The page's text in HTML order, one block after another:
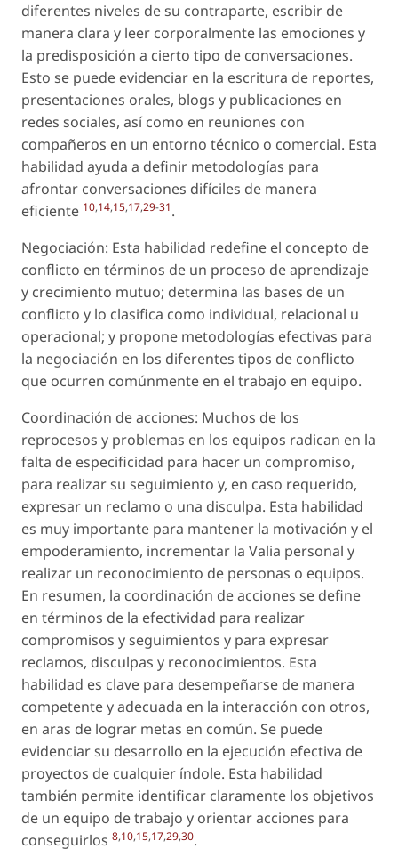
diferentes niveles de su contraparte, escribir de
manera clara y leer corporalmente las emociones y
la predisposición a cierto tipo de conversaciones.
Esto se puede evidenciar en la escritura de reportes,
presentaciones orales, blogs y publicaciones en
redes sociales, así como en reuniones con
compañeros en un entorno técnico o comercial. Esta
habilidad ayuda a definir metodologías para
afrontar conversaciones difíciles de manera
eficiente 10,14,15,17,29-31.
Negociación: Esta habilidad redefine el concepto de
conflicto en términos de un proceso de aprendizaje
y crecimiento mutuo; determina las bases de un
conflicto y lo clasifica como individual, relacional u
operacional; y propone metodologías efectivas para
la negociación en los diferentes tipos de conflicto
que ocurren comúnmente en el trabajo en equipo.
Coordinación de acciones: Muchos de los
reprocesos y problemas en los equipos radican en la
falta de especificidad para hacer un compromiso,
para realizar su seguimiento y, en caso requerido,
expresar un reclamo o una disculpa. Esta habilidad
es muy importante para mantener la motivación y el
empoderamiento, incrementar la Valia personal y
realizar un reconocimiento de personas o equipos.
En resumen, la coordinación de acciones se define
en términos de la efectividad para realizar
compromisos y seguimientos y para expresar
reclamos, disculpas y reconocimientos. Esta
habilidad es clave para desempeñarse de manera
competente y adecuada en la interacción con otros,
en aras de lograr metas en común. Se puede
evidenciar su desarrollo en la ejecución efectiva de
proyectos de cualquier índole. Esta habilidad
también permite identificar claramente los objetivos
de un equipo de trabajo y orientar acciones para
conseguirlos 8,10,15,17,29,30.